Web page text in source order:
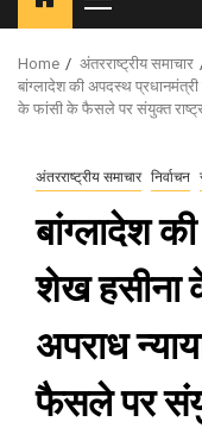
Primary
Menu
Home
अंतरराष्ट्रीय समाचार
बांग्लादेश की अपदस्थ प्रधानमंत्री
के फांसी के फैसले पर संयुक्त
अंतरराष्ट्रीय समाचार निर्वाचन
बांग्लादेश
शेख हसीना
अपराध
फैसले पर